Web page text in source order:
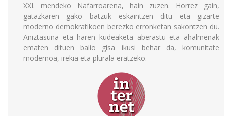
XXI. mendeko Nafarroarena, hain zuzen. Horrez gain,
gatazkaren gako batzuk eskaintzen ditu eta gizarte
moderno demokratikoen berezko erronketan sakontzen du.
Aniztasuna eta haren kudeaketa aberastu eta ahalmenak
ematen dituen balio gisa ikusi behar da, komunitate
modernoa, irekia eta plurala eratzeko.